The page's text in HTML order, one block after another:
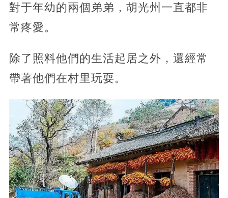
對于年幼的兩個弟弟，胡光州一直都非
常疼愛。
除了照料他們的生活起居之外，還經常
帶著他們在村里玩耍。